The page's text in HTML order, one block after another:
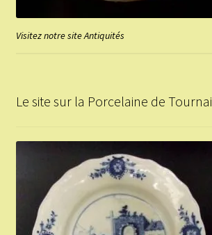
Visitez notre site Antiquités
Le site sur la Porcelaine de Tournai